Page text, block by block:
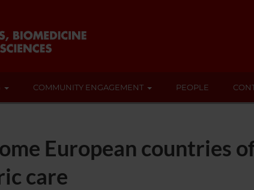
COMMUNITY ENGAGEMENT PEOPLE
European countries
care